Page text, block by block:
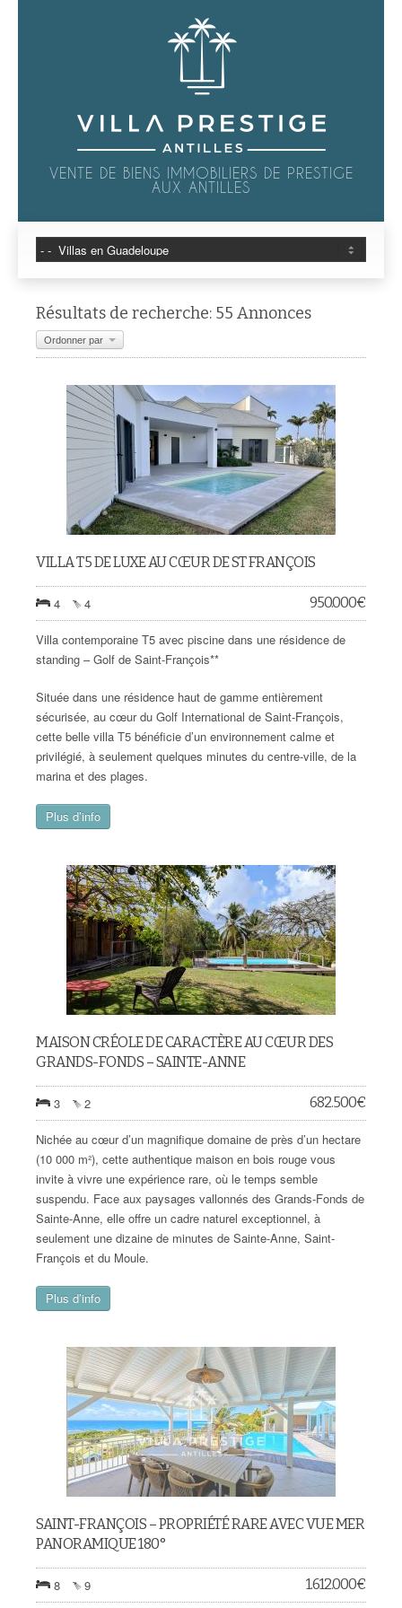
VENTE DE BIENS IMMOBILIERS DE PRESTIGE
AUX ANTILLES
Résultats de recherche: 55 Annonces
Ordonner par
VILLA T5 DE LUXE AU CŒUR DE ST FRANÇOIS
4 4 950.000€
Villa contemporaine T5 avec piscine dans une résidence de
standing – Golf de Saint-François**
Située dans une résidence haut de gamme entièrement
sécurisée, au cœur du Golf International de Saint-François,
cette belle villa T5 bénéficie d’un environnement calme et
privilégié, à seulement quelques minutes du centre-ville, de la
marina et des plages.
Plus d’info
MAISON CRÉOLE DE CARACTÈRE AU CŒUR DES
GRANDS-FONDS – SAINTE-ANNE
3 2 682.500€
Nichée au cœur d’un magnifique domaine de près d’un hectare
(10 000 m²), cette authentique maison en bois rouge vous
invite à vivre une expérience rare, où le temps semble
suspendu. Face aux paysages vallonnés des Grands-Fonds de
Sainte-Anne, elle offre un cadre naturel exceptionnel, à
seulement une dizaine de minutes de Sainte-Anne, Saint-
François et du Moule.
Plus d’info
SAINT-FRANÇOIS – PROPRIÉTÉ RARE AVEC VUE MER
PANORAMIQUE 180°
8 9 1.612.000€